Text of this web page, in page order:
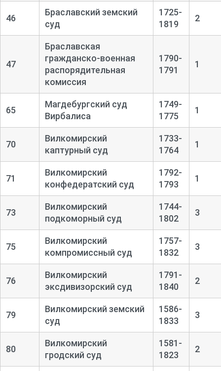
46
Браславский земский
суд
1725-
1819
2
47
Браславская
гражданско-военная
распорядительная
комиссия
1790-
1791
1
65
Магдебургский суд
Вирбалиса
1749-
1775
1
70
Вилкомирский
каптурный суд
1733-
1764
1
71
Вилкомирский
конфедератский суд
1792-
1793
1
73
Вилкомирский
подкоморный суд
1744-
1802
3
75
Вилкомирский
компромиссный суд
1757-
1832
3
76
Вилкомирский
эксдивизорский суд
1791-
1840
2
79
Вилкомирский земский
суд
1586-
1833
3
80
Вилкомирский
гродский суд
1581-
1823
2